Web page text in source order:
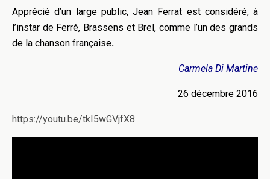
Apprécié d’un large public, Jean Ferrat est considéré, à
l’instar de Ferré, Brassens et Brel, comme l’un des grands
de la chanson française.
Carmela Di Martine
26 décembre 2016
https://youtu.be/tkI5wGVjfX8